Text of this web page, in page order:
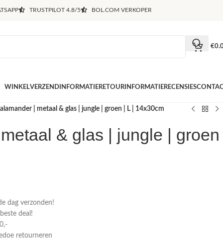
TRUSTPILOT 4.8/5 BOL.COM VERKOPER
€
WINKELVERZENDINFORMATIERETOURINFORMATIERECENSIES
| metaal & glas | jungle | groen | L | 14x30cm
& glas | jungle | groen
dag verzonden!
deal!
retourneren